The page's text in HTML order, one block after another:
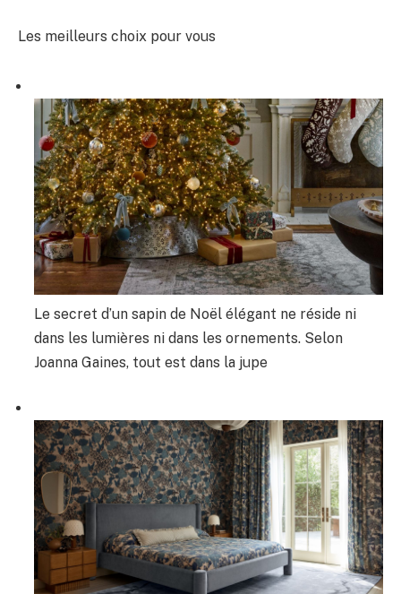
Les meilleurs choix pour vous
Le secret d’un sapin de Noël élégant ne réside ni
dans les lumières ni dans les ornements. Selon
Joanna Gaines, tout est dans la jupe